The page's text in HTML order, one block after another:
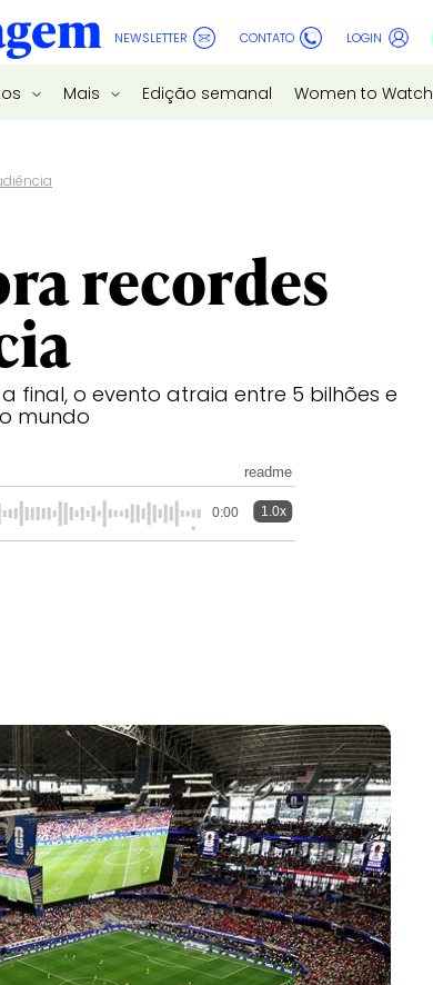
NEWSLETTER CONTATO LOGIN
Mais Edição semanal Women to Watch
recordes
final, o evento atraia entre 5 bilhões e
mundo
readme
0:00 1.0x